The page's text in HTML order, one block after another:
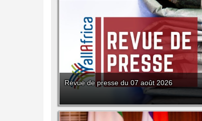
Revue de presse du 07 août 2026